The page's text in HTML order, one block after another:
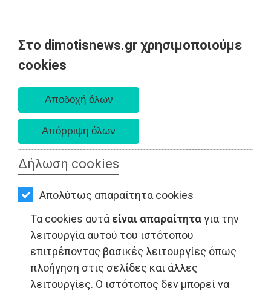
Στο dimotisnews.gr χρησιμοποιούμε
cookies
Δήλωση cookies
Απολύτως απαραίτητα cookies
Τα cookies αυτά είναι απαραίτηταγια την
λειτουργία αυτού του ιστότοπου
επιτρέποντας βασικές λειτουργίες όπως
πλοήγηση στις σελίδες και άλλες
λειτουργίες. Ο ιστότοπος δεν μπορεί να
AΡΧΙΚΗ
ΕΙΔΗΣΕΙΣ
ΠΟΛΙΤΙΚΗ
ΤΟΠΙΚΗ
ΑΥΤΟΔΙΟΙΚΗΣΗ
ΟΙΚΟΝΟΜΙΑ
ΑΘΛΗΤΙΣΜΟΣ
ΠΟΛΙΤΙΣΜΟΣ
ΣΠΙΤΙ-
ΚΗΠΟΣ
ΤΟΠΙΚΗ ΑΥΤΟΔΙΟΙΚΗΣΗ - Παλλήνη